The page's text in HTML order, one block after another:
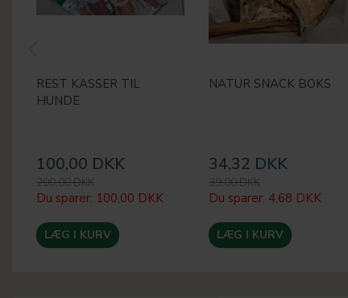
REST KASSER TIL
HUNDE
100,00 DKK
200,00 DKK
Du sparer: 100,00 DKK
LÆG I KURV
NATUR SNACK BOKS
34,32 DKK
39,00 DKK
Du sparer: 4,68 DKK
LÆG I KURV